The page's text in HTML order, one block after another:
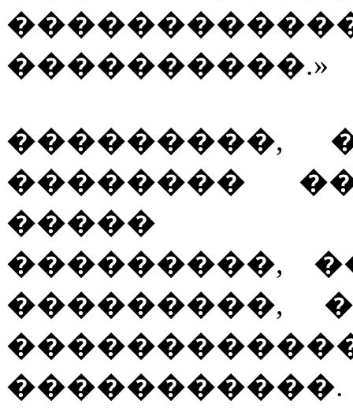
����������.»
���������, �
��������
�����
���������,
���������,